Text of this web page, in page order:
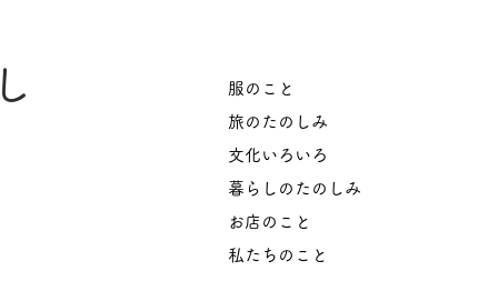
服のこと
旅のたのしみ
文化いろいろ
暮らしのたのしみ
お店のこと
​私たちのこと